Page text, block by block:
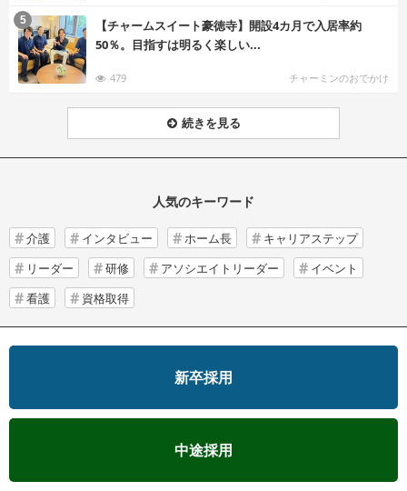
【チャームスイート豪徳寺】開設4カ月で入居率約
50％。目指すは明るく楽しい...
479 チャーミンのおでかけ
5
続きを見る
人気のキーワード
介護 インタビュー ホーム長
キャリアステップ
リーダー
研修 アソシエイトリーダー
イベント
看護
資格取得
新卒採用
中途採用